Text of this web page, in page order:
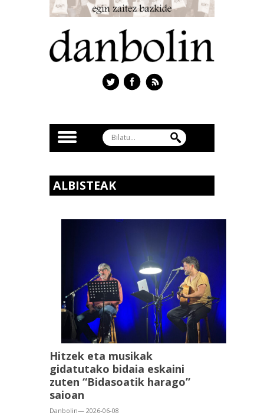
ALBISTEAK
Hitzek eta musikak
gidatutako bidaia eskaini
zuten “Bidasoatik harago”
saioan
Danbolin— 2026-06-08